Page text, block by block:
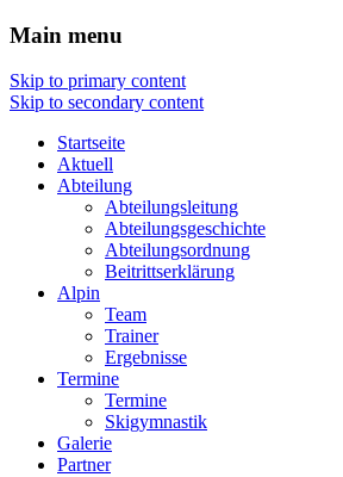
Main menu
Skip to primary content
Skip to secondary content
Startseite
Aktuell
Abteilung
Abteilungsleitung
Abteilungsgeschichte
Abteilungsordnung
Beitrittserklärung
Alpin
Team
Trainer
Ergebnisse
Termine
Termine
Skigymnastik
Galerie
Partner